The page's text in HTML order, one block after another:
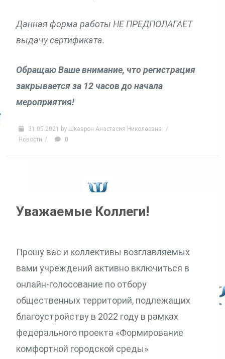
Данная форма работы НЕ ПРЕДПОЛАГАЕТ
выдачу сертификата.
Обращаю Ваше внимание, что регистрация
закрывается за 12 часов до начала
мероприятия!
31.05.2021 by Шкаврон Анастасия Николаевна
/
Новости / 0
Уважаемые Коллеги!
Прошу вас и коллективы возглавляемых
вами учреждений активно включиться в
онлайн-голосование по отбору
общественных территорий, подлежащих
благоустройству в 2022 году в рамках
федерального проекта «Формирование
комфортной городской среды»